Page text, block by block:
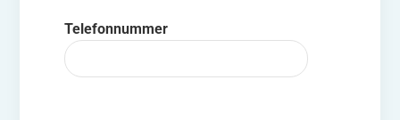
Telefonnummer